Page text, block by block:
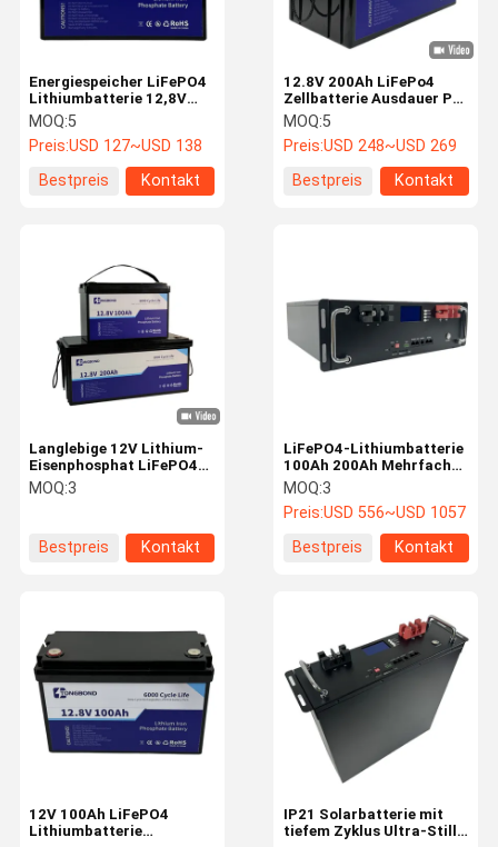
Werksbesich
12.8V 200Ah LiFePo4
Zellbatterie Ausdauer Pro
Leistung über Grenzen
hinaus
MOQ:5
Preis:USD 248~USD 269
Bestpreis
Kontakt
Energiespeicher LiFePO4
Lithiumbatterie 12,8V
100Ah LiFePo4
Zellbatterie
MOQ:5
Preis:USD 127~USD 138
Bestpreis
Kontakt
LiFePO4-Lithiumbatterie
100Ah 200Ah Mehrfache
Parallelverbindungen
MOQ:3
Preis:USD 556~USD 1057
Bestpreis
Kontakt
Langlebige 12V Lithium-
Eisenphosphat LiFePO4-
Batterie 100Ah 200Ah für
Solarladegeräte
MOQ:3
Bestpreis Kontakt
IP21 Solarbatterie mit
tiefem Zyklus Ultra-Stille
12V 100Ah LiFePO4
Lithiumbatterie